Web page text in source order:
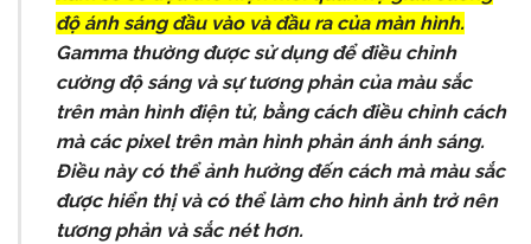
độ ánh sáng đầu vào và đầu ra của màn hình.
Gamma thường được sử dụng để điều chỉnh
cường độ sáng và sự tương phản của màu sắc
trên màn hình điện tử, bằng cách điều chỉnh cách
mà các pixel trên màn hình phản ánh ánh sáng.
Điều này có thể ảnh hưởng đến cách mà màu sắc
được hiển thị và có thể làm cho hình ảnh trở nên
tương phản và sắc nét hơn.